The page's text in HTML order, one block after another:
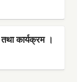
कार्यक्रम ।